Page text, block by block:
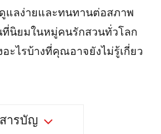
แลง่ายและทนทานต่อสภาพ
ที่นิยมในหมู่คนรักสวนทั่วโลก
ะไรบ้างที่คุณอาจยังไม่รู้เกี่ยว
สารบัญ